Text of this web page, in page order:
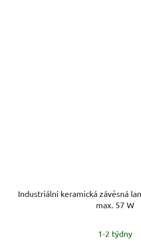
Industriální keramická závěsná
max. 57 W
1-2 týdny